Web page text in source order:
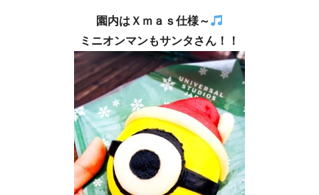
園内はＸｍａｓ仕様～
ミニオンマンもサンタさん！！